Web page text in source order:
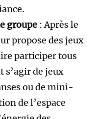
groupe : Après le
propose des jeux
participer tous
s’agir de jeux
ou de mini-
de l’espace